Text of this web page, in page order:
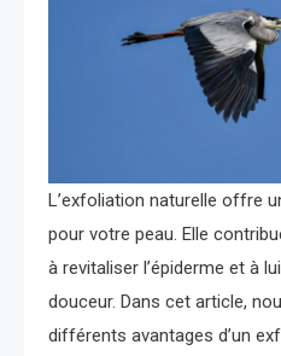
L’exfoliation naturelle offre
pour votre peau. Elle
à revitaliser l’épiderme et à
douceur. Dans cet article,
différents avantages d’un